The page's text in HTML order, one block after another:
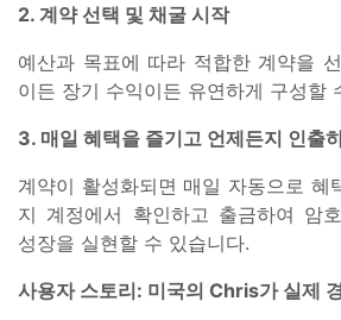
2. 계약 선택 및 채굴 시작
예산과 목표에 따라 적합한 계약을
이든 장기 수익이든 유연하게 구성할
3. 매일 혜택을 즐기고 언제든지 인출
계약이 활성화되면 매일 자동으로 혜
지 계정에서 확인하고 출금하여 암
성장을 실현할 수 있습니다.
사용자 스토리: 미국의 Chris가 실제